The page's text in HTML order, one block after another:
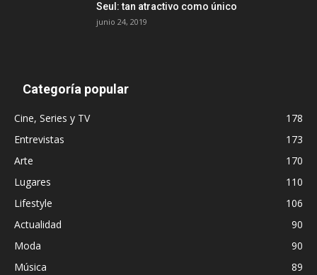
Seul: tan atractivo como único
junio 24, 2019
Categoría popular
Cine, Series y TV
178
Entrevistas
173
Arte
170
Lugares
110
Lifestyle
106
Actualidad
90
Moda
90
Música
89